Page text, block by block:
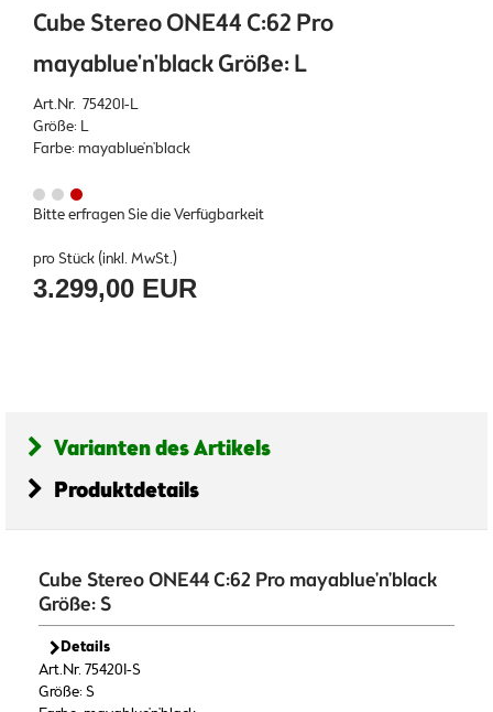
Cube Stereo ONE44 C:62 Pro
mayablue'n'black Größe: L
Art.Nr. 754201-L
Größe: L
Farbe: mayablue'n'black
Bitte erfragen Sie die Verfügbarkeit
pro Stück (inkl. MwSt.)
3.299,00 EUR
Varianten des Artikels
Produktdetails
Cube Stereo ONE44 C:62 Pro mayablue'n'black
Größe: S
Details
Art.Nr. 754201-S
Größe: S